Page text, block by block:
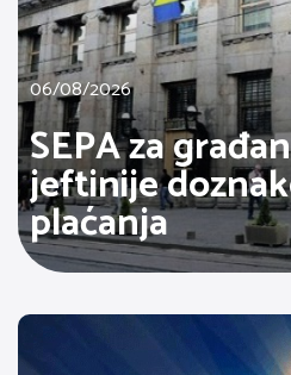
06/08/2026
SEPA za
jeftinije
plaćanja